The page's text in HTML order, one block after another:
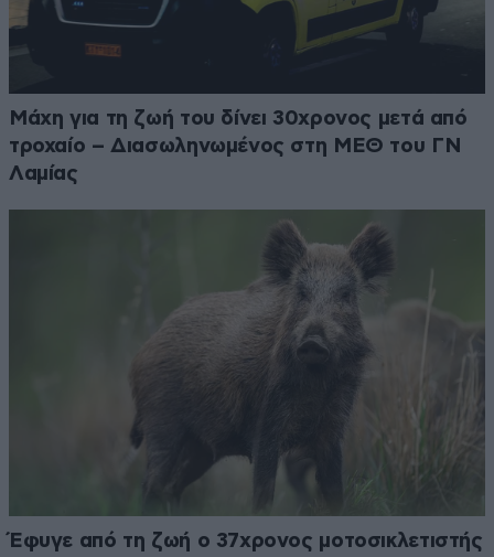
Μάχη για τη ζωή του δίνει 30χρονος μετά από
τροχαίο – Διασωληνωμένος στη ΜΕΘ του ΓΝ
Λαμίας
Έφυγε από τη ζωή ο 37χρονος μοτοσικλετιστής